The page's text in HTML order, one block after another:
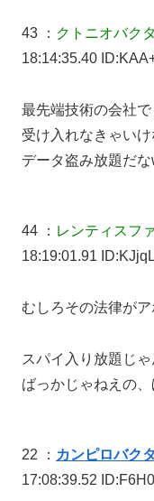
43 ： クトニオバク
18:14:35.40
最先端技術の会社で
受け入れなきゃい
データ盗み放題だ
44 ： レンティスフ
18:19:01.91
むしろその法律が
スパイ入り放題じゃ
ばっかじゃねえの、
22 ： カンピロバク
17:08:39.52